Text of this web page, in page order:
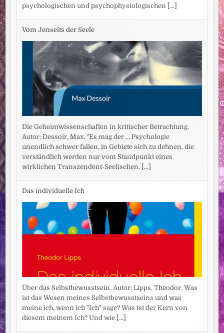
psychologischen und psychophysiologischen [...]
Vom Jenseits der Seele
Die Geheimwissenschaften in kritischer Betrachtung.
Autor: Dessoir, Max. "Es mag der ... Psychologie
unendlich schwer fallen, in Gebiete sich zu dehnen, die
verständlich werden nur vom Standpunkt eines
wirklichen Transzendent-Seelischen, [...]
Das individuelle Ich
Über das Selbstbewusstsein. Autor: Lipps, Theodor. Was
ist das Wesen meines Selbstbewusstseins und was
meine ich, wenn ich "Ich" sage? Was ist der Kern von
diesem meinem Ich? Und wie [...]